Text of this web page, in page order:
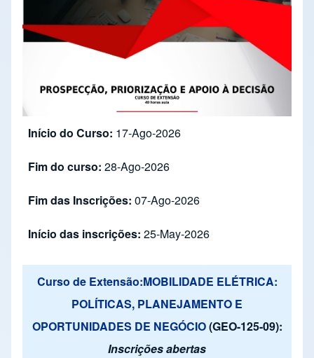
Início do Curso: 17-Ago-2026
Fim do curso: 28-Ago-2026
Fim das Inscrições: 07-Ago-2026
Início das inscrições: 25-May-2026
Curso de Extensão:MOBILIDADE ELÉTRICA:
POLÍTICAS, PLANEJAMENTO E
OPORTUNIDADES DE NEGÓCIO(GEO-125-09):
Inscrições abertas